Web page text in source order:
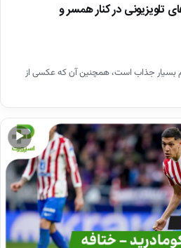
در کنار همسر و
بسیار جذاب است، همچنین آن که عکسی از
▶